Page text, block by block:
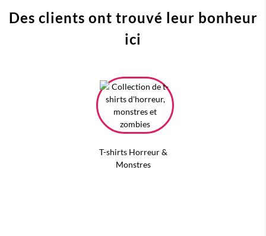
Des clients ont trouvé leur bonheur
ici
T-shirts Horreur &
Monstres